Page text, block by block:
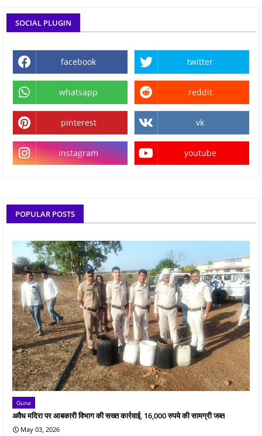
SOCIAL PLUGIN
facebook twitter
whatsapp reddit
pinterest vk
instagram youtube
POPULAR POSTS
Guna
अवैध मदिरा पर आबकारी विभाग की सख्त कार्रवाई, 16,000 रुपये की सामग्री जब्त
May 03, 2026